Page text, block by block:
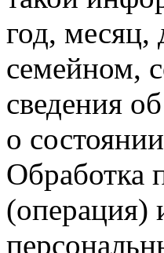
год, месяц,
семейном,
сведения
о
Обработка
(операция)